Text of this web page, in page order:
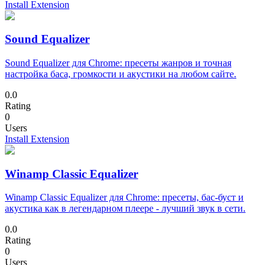
Install Extension
Sound Equalizer
Sound Equalizer для Chrome: пресеты жанров и точная
настройка баса, громкости и акустики на любом сайте.
0.0
Rating
0
Users
Install Extension
Winamp Classic Equalizer
Winamp Classic Equalizer для Chrome: пресеты, бас-буст и
акустика как в легендарном плеере - лучший звук в сети.
0.0
Rating
0
Users